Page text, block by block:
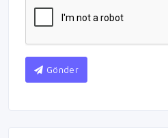
Gönder